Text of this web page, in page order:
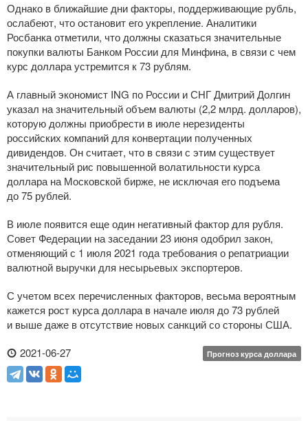
Однако в ближайшие дни факторы, поддерживающие рубль,
ослабеют, что остановит его укрепление. Аналитики
Росбанка отметили, что должны сказаться значительные
покупки валюты Банком России для Минфина, в связи с чем
курс доллара устремится к 73 рублям.
А главный экономист ING по России и СНГ Дмитрий Долгин
указал на значительный объем валюты (2,2 млрд. долларов),
которую должны приобрести в июле нерезиденты
российских компаний для конвертации полученных
дивидендов. Он считает, что в связи с этим существует
значительный рис повышенной волатильности курса
доллара на Московской бирже, не исключая его подъема
до 75 рублей.
В июле появится еще один негативный фактор для рубля.
Совет Федерации на заседании 23 июня одобрил закон,
отменяющий с 1 июля 2021 года требования о репатриации
валютной выручки для несырьевых экспортеров.
С учетом всех перечисленных факторов, весьма вероятным
кажется рост курса доллара в начале июля до 73 рублей
и выше даже в отсутствие новых санкций со стороны США.
2021-06-27
Прогноз курса доллара